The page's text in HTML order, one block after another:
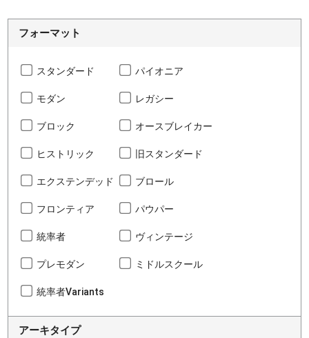
フォーマット
スタンダード パイオニア
モダン レガシー
ブロック オースブレイカー
ヒストリック 旧スタンダード
エクステンデッド ブロール
フロンティア パウパー
統率者 ヴィンテージ
プレモダン ミドルスクール
統率者Variants
アーキタイプ